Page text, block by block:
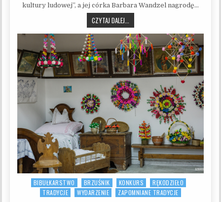
kultury ludowej”, a jej córka Barbara Wandzel nagrodę…
CZYTAJ DALEJ...
Posted in
BIBUŁKARSTWO BRZUŚNIK KONKURS
RĘKODZIEŁO
TRADYCJE
WYDARZENIE ZAPOMNIANE TRADYCJE